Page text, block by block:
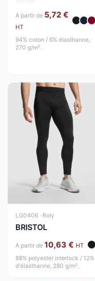
A partir de 5,72 €
HT
94% coton / 6% élasthanne,
270 g/m² .
LG0406 · Roly
BRISTOL
A partir de 10,63 € HT
88% polyester interlock / 12%
d'élasthanne, 280 g/m².